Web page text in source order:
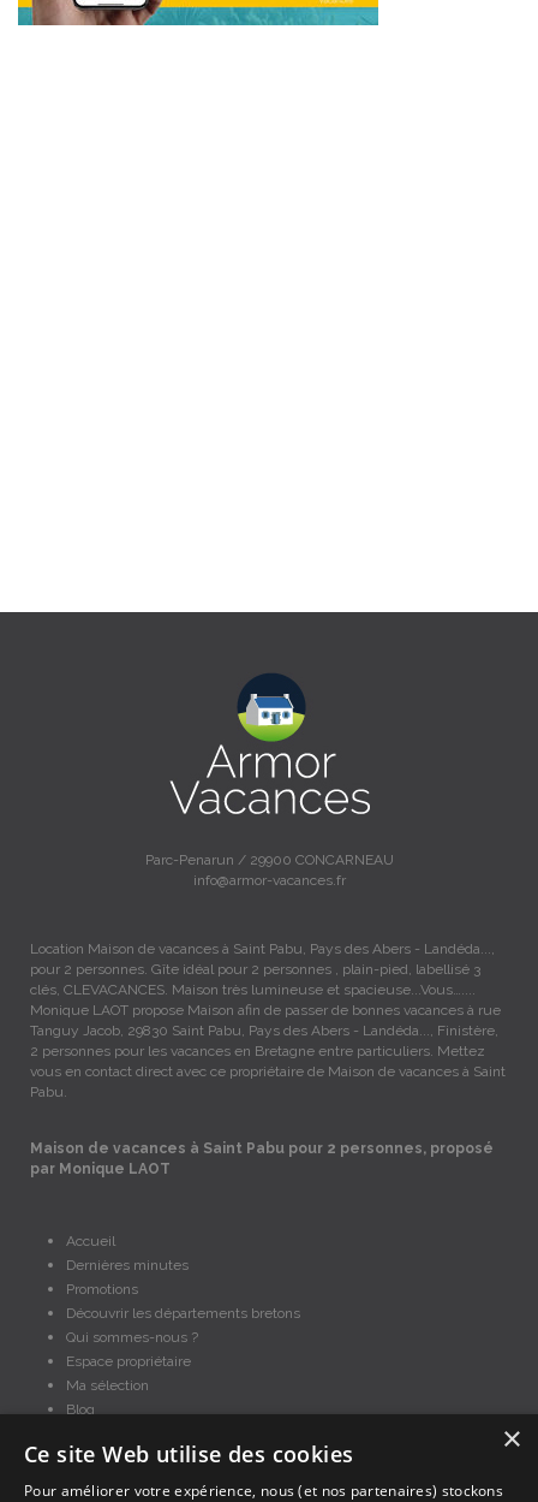
Parc-Penarun / 29900 CONCARNEAU
info@armor-vacances.fr
Location Maison de vacances à Saint Pabu, Pays des Abers - Landéda...,
pour 2 personnes. Gîte idéal pour 2 personnes , plain-pied, labellisé 3
clés, CLEVACANCES. Maison très lumineuse et spacieuse...Vous…....
Monique LAOT propose Maison afin de passer de bonnes vacances à rue
Tanguy Jacob, 29830 Saint Pabu, Pays des Abers - Landéda..., Finistère,
2 personnes pour les vacances en Bretagne entre particuliers. Mettez
vous en contact direct avec ce propriétaire de Maison de vacances à Saint
Pabu.
Maison de vacances à Saint Pabu pour 2 personnes, proposé
par Monique LAOT
Accueil
Dernières minutes
Promotions
Découvrir les départements bretons
Qui sommes-nous ?
Espace propriétaire
Ma sélection
Blog
Mentions légales
Politique cookies
×
Ce site Web utilise des cookies
Pour améliorer votre expérience, nous (et nos partenaires) stockons